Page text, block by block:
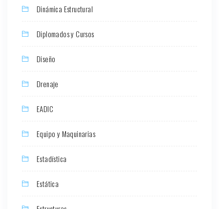
Dinámica Estructural
Diplomados y Cursos
Diseño
Drenaje
EADIC
Equipo y Maquinarias
Estadística
Estática